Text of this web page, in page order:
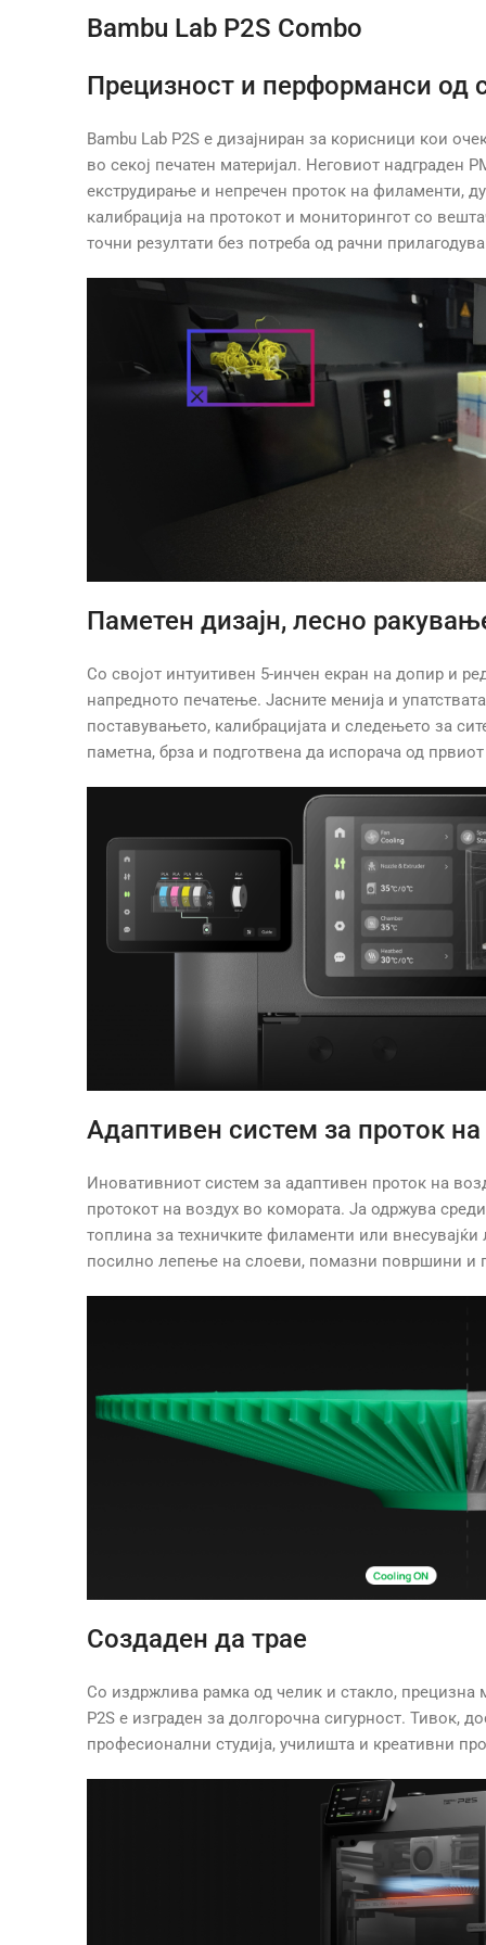
Bambu Lab P2S Combo
Прецизност и перформанси од
Bambu Lab P2S е дизајниран за корисници кои
во секој печатен материјал. Неговиот надграден
екструдирање и непречен проток на филаменти,
калибрација на протокот и мониторингот со
точни резултати без потреба од рачни
Паметен дизајн, лесно
Со својот интуитивен 5-инчен екран на допир и
напредното печатење. Јасните менија и
поставувањето, калибрацијата и следењето за
паметна, брза и подготвена да испорача од
Адаптивен систем за проток на
Иновативниот систем за адаптивен проток на
протокот на воздух во комората. Ја одржува
топлина за техничките филаменти или внесувајќи
посилно лепење на слоеви, помазни површини и
Создаден да трае
Со издржлива рамка од челик и стакло,
P2S е изграден за долгорочна сигурност. Тивок,
професионални студија, училишта и креативни